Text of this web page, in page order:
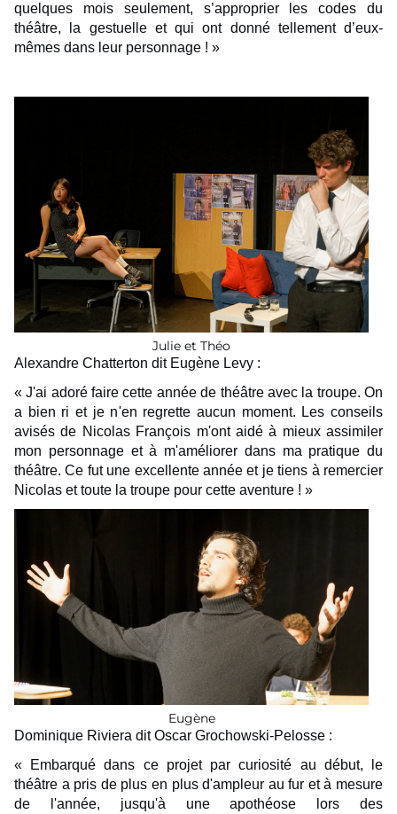
quelques mois seulement, s’approprier les codes du
théâtre, la gestuelle et qui ont donné tellement d’eux-
mêmes dans leur personnage ! »
Julie et Théo
Alexandre Chatterton dit Eugène Levy :
« J'ai adoré faire cette année de théâtre avec la troupe. On
a bien ri et je n'en regrette aucun moment. Les conseils
avisés de Nicolas François m'ont aidé à mieux assimiler
mon personnage et à m'améliorer dans ma pratique du
théâtre. Ce fut une excellente année et je tiens à remercier
Nicolas et toute la troupe pour cette aventure ! »
Eugène
Dominique Riviera dit Oscar Grochowski-Pelosse :
« Embarqué dans ce projet par curiosité au début, le
théâtre a pris de plus en plus d'ampleur au fur et à mesure
de l'année, jusqu'à une apothéose lors des